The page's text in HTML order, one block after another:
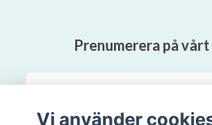
Prenumerera på
Vi använder